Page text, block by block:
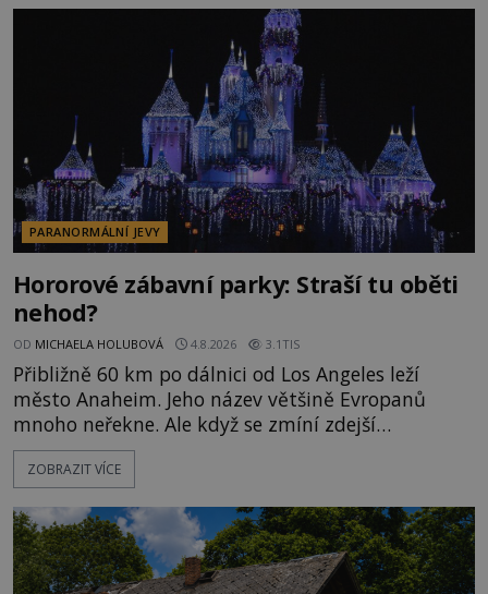
následně nalezne schovaný kokain. Tímto
momentem se slavnému
PARANORMÁLNÍ JEVY
Hororové zábavní parky: Straší tu oběti
nehod?
OD MICHAELA HOLUBOVÁ 4.8.2026 3.1TIS
Přibližně 60 km po dálnici od Los Angeles leží
město Anaheim. Jeho název většině Evropanů
mnoho neřekne. Ale když se zmíní zdejší
Disneyland, je hned jasno. Zábavní park vyroste na
poklidném místě bývalého sadu pomerančovníků.
kolem 17 000 000 zábavychtivých lidí ročně. A ač je
velká snaha to utajit, někteří z
ZOBRAZIT VÍCE